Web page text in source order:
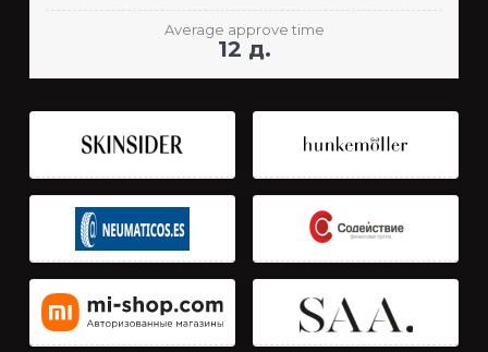
Average approve time
12 д.